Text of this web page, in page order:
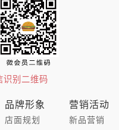
识别二维码
品牌形象
店面规划
营销活动
新品营销